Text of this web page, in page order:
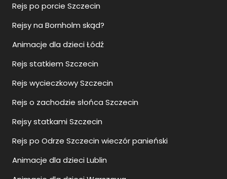
Rejs po porcie Szczecin
Rejsy na Bornholm skąd?
Animacje dla dzieci Łódź
Rejs statkiem Szczecin
Rejs wycieczkowy Szczecin
Rejs o zachodzie słońca Szczecin
Rejsy statkami Szczecin
Rejs po Odrze Szczecin wieczór panieński
Animacje dla dzieci Lublin